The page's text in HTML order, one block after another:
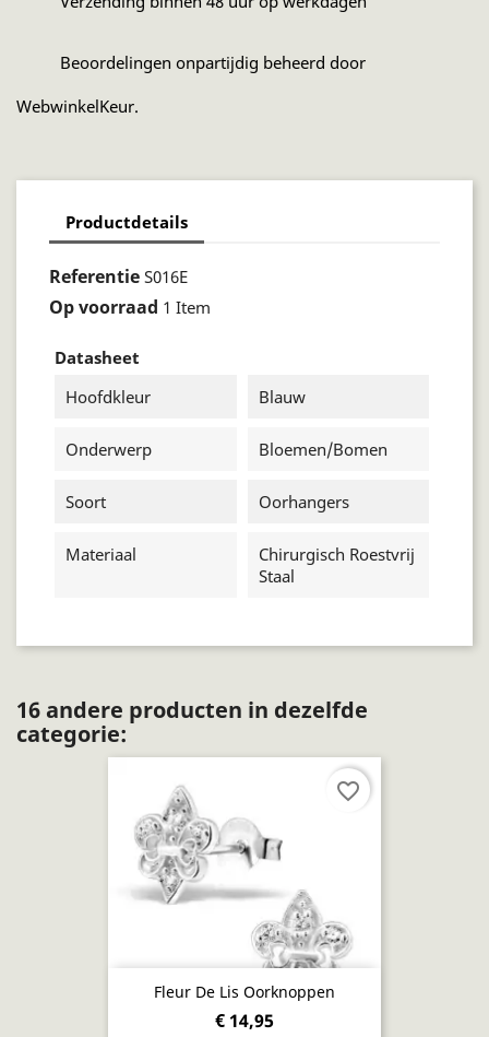
Beoordelingen onpartijdig beheerd door
WebwinkelKeur.
Productdetails
Referentie S016E
Op voorraad 1 Item
Datasheet
Hoofdkleur
Blauw
Onderwerp Bloemen/bomen
Soort Oorhangers
Materiaal
Chirurgisch Roestvrij
Staal
16 andere producten in dezelfde
categorie:
Fleur De Lis Oorknoppen
€ 14,95
favorite_border